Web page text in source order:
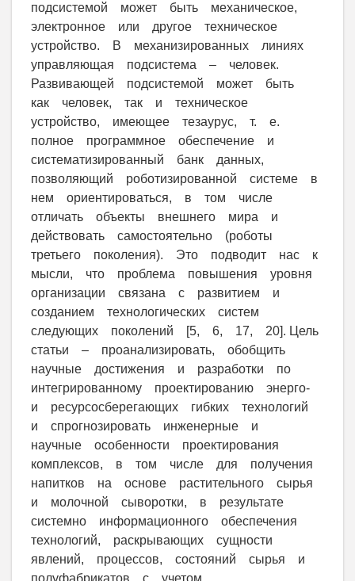
подсистемой может быть механическое,
электронное или другое техническое
устройство. В механизированных линиях
управляющая подсистема – человек.
Развивающей подсистемой может быть
как человек, так и техническое
устройство, имеющее тезаурус, т. е.
полное программное обеспечение и
систематизированный банк данных,
позволяющий роботизированной системе в
нем ориентироваться, в том числе
отличать объекты внешнего мира и
действовать самостоятельно (роботы
третьего поколения). Это подводит нас к
мысли, что проблема повышения уровня
организации связана с развитием и
созданием технологических систем
следующих поколений [5, 6, 17, 20]. Цель
статьи – проанализировать, обобщить
научные достижения и разработки по
интегрированному проектированию энерго-
и ресурсосберегающих гибких технологий
и спрогнозировать инженерные и
научные особенности проектирования
комплексов, в том числе для получения
напитков на основе растительного сырья
и молочной сыворотки, в результате
системно информационного обеспечения
технологий, раскрывающих сущности
явлений, процессов, состояний сырья и
полуфабрикатов с учетом